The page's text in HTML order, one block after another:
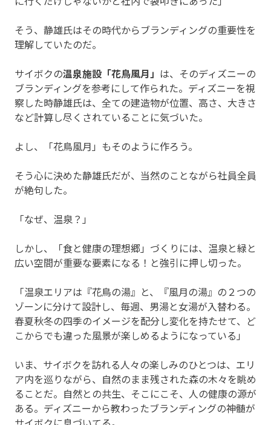
そう、静雄氏はその時代からブランディングの重要性を
理解していたのだ。
サイボクの温泉施設「花鳥風月」 は、そのディズニーの
ブランディングを参考にして作られた。ディズニーを視
察した時静雄氏は、全ての建造物が位置、高さ、大きさ
など計算し尽くされていることに気づいた。
よし、「花鳥風月」もそのように作ろう。
そう心に決めた静雄氏だが、当然のことながら社員全員
が絶句した。
「なぜ、温泉？」
しかし、「食と健康の理想郷」づくりには、温泉と緑と
広い空間が重要な要素になる！と強引に押し切った。
「温泉エリアは『花鳥の湯』と、『風月の湯』の２つの
ゾーンに分けて設計し、毎週、男湯と女湯が入替わる。
春夏秋冬の四季のイメージを配分し変化を持たせて、ど
こからでも違った風景が楽しめるようになっている」
いま、サイボクを訪れる人々の楽しみのひとつは、エリ
ア内を巡りながら、自然のまま残された森の木々を眺め
ることだ。自然との共生、そこにこそ、人の健康の源が
ある。ディズニーから教わったブランディングの神髄が